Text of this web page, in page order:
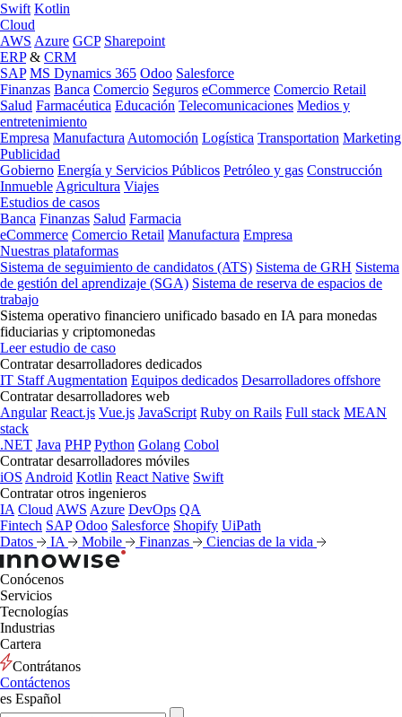
Swift Kotlin
Cloud
AWS Azure GCP Sharepoint
ERP& CRM
SAP MS Dynamics 365 Odoo Salesforce
Finanzas Banca Comercio Seguros eCommerce Comercio Retail
Salud Farmacéutica Educación Telecomunicaciones Medios y
entretenimiento
Empresa Manufactura Automoción Logística Transportation Marketing
Publicidad
Gobierno Energía y Servicios Públicos Petróleo y gas Construcción
Inmueble Agricultura Viajes
Estudios de casos
Banca Finanzas Salud Farmacia
eCommerce Comercio Retail Manufactura Empresa
Nuestras plataformas
Sistema de seguimiento de candidatos (ATS) Sistema de GRH Sistema
de gestión del aprendizaje (SGA) Sistema de reserva de espacios de
trabajo
Sistema operativo financiero unificado basado en IA para monedas
fiduciarias y criptomonedas
Leer estudio de caso
Contratar desarrolladores dedicados
IT Staff Augmentation Equipos dedicados Desarrolladores offshore
Contratar desarrolladores web
Angular React.js Vue.js JavaScript Ruby on Rails Full stack MEAN
stack
.NET Java PHP Python Golang Cobol
Contratar desarrolladores móviles
iOS Android Kotlin React Native Swift
Contratar otros ingenieros
IA Cloud AWS Azure DevOps QA
Fintech SAP Odoo Salesforce Shopify UiPath
Datos
IA Mobile Finanzas Ciencias de la vida
Conócenos
Servicios
Tecnologías
Industrias
Cartera
Contrátanos
Contáctenos
es Español